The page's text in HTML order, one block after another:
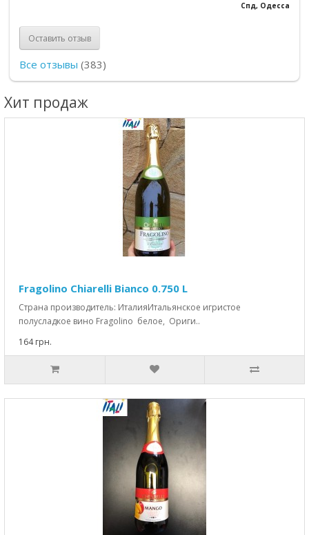
Спд, Одесса
Оставить отзыв
Все отзывы (383)
Хит продаж
Fragolino Chiarelli Bianco 0.750 L
Страна производитель: ИталияИтальянское игристое
полусладкое вино Fragolino белое, Ориги..
164 грн.